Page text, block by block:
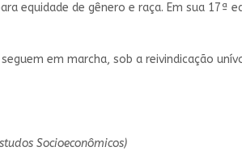
equidade de gênero e raça. Em sua
em marcha, sob a reivindicação
Socioeconômicos)